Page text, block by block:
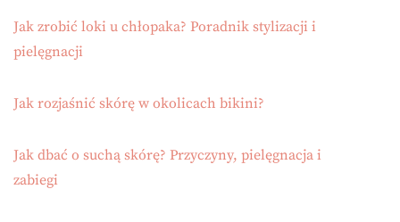
Jak zrobić loki u chłopaka? Poradnik stylizacji i
pielęgnacji
Jak rozjaśnić skórę w okolicach bikini?
Jak dbać o suchą skórę? Przyczyny, pielęgnacja i
zabiegi